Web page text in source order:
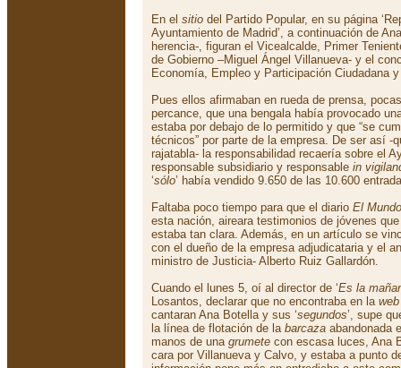
En el sitio del Partido Popular, en su página
Ayuntamiento de Madrid’, a continuación de
herencia-, figuran el Vicealcalde, Primer
de Gobierno –Miguel Ángel Villanueva- y el
Economía, Empleo y Participación Ciudadana
Pues ellos afirmaban en rueda de prensa,
percance, que una bengala había provocado
estaba por debajo de lo permitido y que “se
técnicos” por parte de la empresa. De ser así -
rajatabla- la responsabilidad recaería sobre el
responsable subsidiario y responsable in
‘sólo’ había vendido 9.650 de las 10.600
Faltaba poco tiempo para que el diario El Mundo
esta nación, aireara testimonios de jóvenes
estaba tan clara. Además, en un artículo se
con el dueño de la empresa adjudicataria y el
ministro de Justicia- Alberto Ruiz Gallardón.
Cuando el lunes 5, oí al director de ‘Es la
Losantos, declarar que no encontraba en la web
cantaran Ana Botella y sus ‘segundos’, supe
la línea de flotación de la barcaza abandonada
manos de una grumete con escasa luces, Ana
cara por Villanueva y Calvo, y estaba a punto